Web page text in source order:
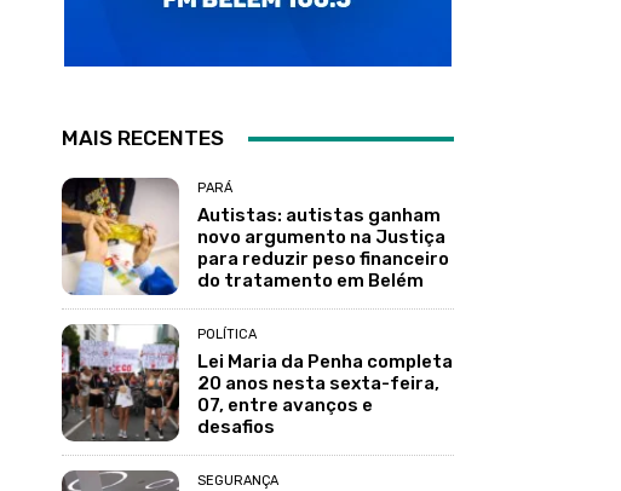
MAIS RECENTES
PARÁ
Autistas: autistas ganham
novo argumento na Justiça
para reduzir peso financeiro
do tratamento em Belém
POLÍTICA
Lei Maria da Penha completa
20 anos nesta sexta-feira,
07, entre avanços e
desafios
SEGURANÇA